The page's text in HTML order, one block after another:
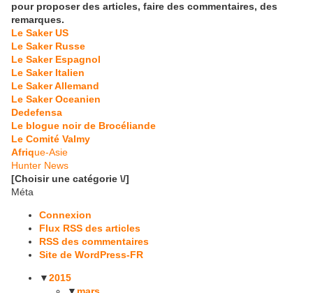
pour proposer des articles, faire des commentaires, des
remarques.
Le Saker US
Le Saker Russe
Le Saker Espagnol
Le Saker Italien
Le Saker Allemand
Le Saker Oceanien
Dedefensa
Le blogue noir de Brocéliande
Le Comité Valmy
Afrique-Asie
Hunter News
[Choisir une catégorie \/]
Méta
Connexion
Flux RSS des articles
RSS des commentaires
Site de WordPress-FR
▼2015